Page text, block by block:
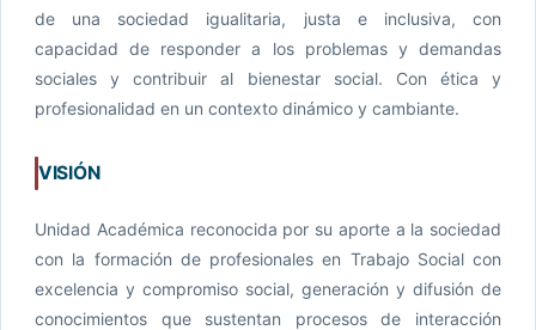
de una sociedad igualitaria, justa e inclusiva, con
capacidad de responder a los problemas y demandas
sociales y contribuir al bienestar social. Con ética y
profesionalidad en un contexto dinámico y cambiante.
VISIÓN
Unidad Académica reconocida por su aporte a la sociedad
con la formación de profesionales en Trabajo Social con
excelencia y compromiso social, generación y difusión de
conocimientos que sustentan procesos de interacción